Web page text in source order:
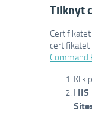
Tilknyt
certifikatet
Command
Klik
I IIS